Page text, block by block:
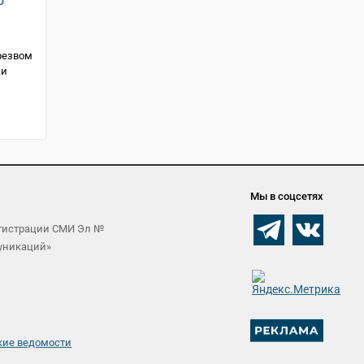
СМИ Эл №
ведомости
Мы в соцсетях